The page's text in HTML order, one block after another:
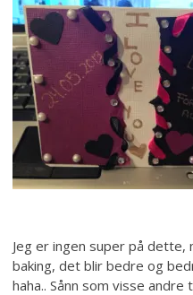
Jeg er ingen super på
baking, det blir bedre og
haha.. Sånn som visse